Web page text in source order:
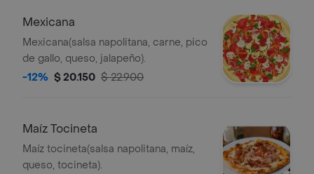
Mexicana
Mexicana(salsa napolitana, carne, pico
de gallo, queso, jalapeño).
-12% $ 20.150 $ 22.900
Maíz Tocineta
Maíz tocineta(salsa napolitana, maíz,
queso, tocineta).